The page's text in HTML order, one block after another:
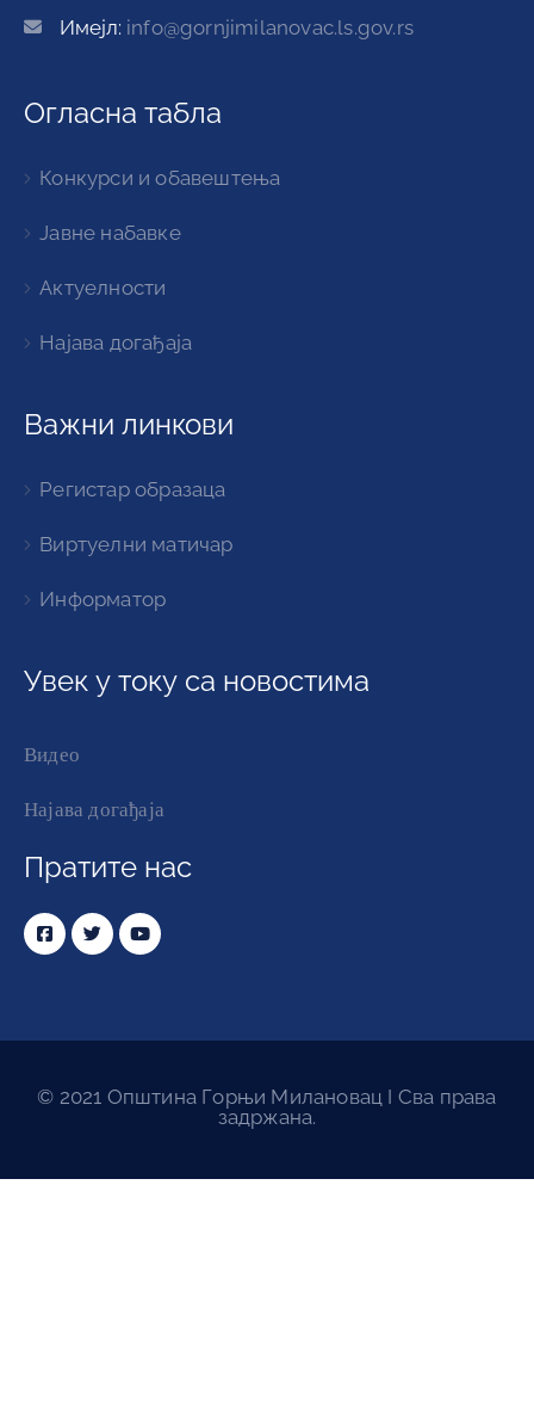
Имејл: info@gornjimilanovac.ls.gov.rs
Огласна табла
Конкурси и обавештења
Јавне набавке
Актуелности
Најава догађаја
Важни линкови
Регистар образаца
Виртуелни матичар
Информатор
Увек у току са новостима
Видео
Најава догађаја
Пратите нас
© 2021 Општина Горњи Милановац I Сва права
задржана.